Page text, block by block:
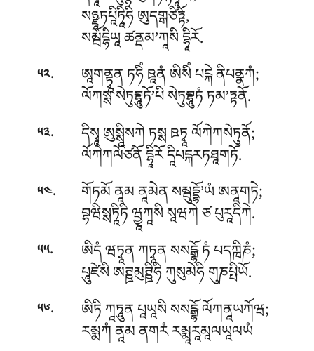
སཉྫཱཏཔཱིཏཱིཧི ཨུདགྒཙིཏྟོ,
སམྦོདྷིཡཱ ཚནྡམ’ཀཱསི དྷཱིརོ.
༥༢. ཨཱགནྟྭཱན ཏཧིཾ ཋཱནཾ ཨིསིཾ པངྐེ ནིཔནྣཀཾ;
ལོཀསྶ སེཏུབྷཱུཏོ’པི སེཏུབྷཱུཏཾ ཏམ’ཏྟནོ.
༥༣. དིསྭཱ ཨུསྶཱིསཀེ ཏསྶ ཋཏྭཱ ལོཀེཀསེཏུནོ;
ལོཀེཀལོཙནོ དྷཱིརོ དཱིཔངྐརཏཐཱགཏོ.
༥༤. གོཏམོ ནཱམ ནཱམེན སམྦུདྡྷོ’ཡཾ ཨནཱགཏེ;
བྷཝིསྶཏཱིཏི ཝྱཱཀཱསི སཱཝཀེ ཙ པུརཱདིཀེ.
༥༥. ཨིདཾ ཝཏྭཱན ཀཏྭཱན སསངྒྷོ ཏཾ པདཀྑིཎཾ;
པཱུཛེསི ཨཊྛམུཊྛིཧི ཀུསུམེཧི གུཎཔྤིཡོ.
༥༦. ཨིཏི ཀཱཏཱུན པཱཡཱསི སསངྒྷོ ལོཀནཱཡཀོཝ;
རམྨཀཾ ནཱམ ནགརཾ རམྨཱརཱམཱལཡཱལཡཾ